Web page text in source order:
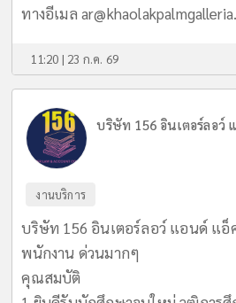
ทางอีเมล
11:20 | 23 ก.ค. 69
บริษัท 156 อินเตอร์ลอว์
งานบริการ
บริษัท 156 อินเตอร์ลอว์ แอนด์ แอ็
พนักงาน ด่วนมากๆ
คุณสมบัติ